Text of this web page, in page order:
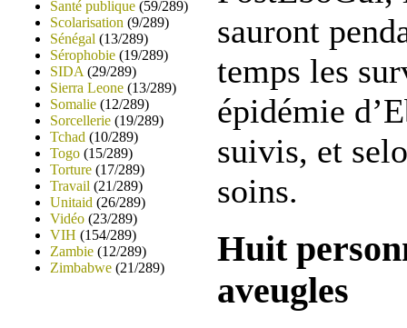
Santé publique (59/289)
Scolarisation (9/289)
Sénégal (13/289)
Sérophobie (19/289)
SIDA (29/289)
Sierra Leone (13/289)
Somalie (12/289)
Sorcellerie (19/289)
Tchad (10/289)
Togo (15/289)
Torture (17/289)
Travail (21/289)
Unitaid (26/289)
Vidéo (23/289)
VIH (154/289)
Zambie (12/289)
Zimbabwe (21/289)
sauront
temps les
épidémie
suivis, et
soins.
Huit
aveugles